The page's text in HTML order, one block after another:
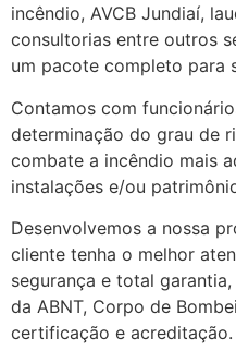
incêndio, AVCB Jundiaí,
consultorias entre outros
um pacote completo para
Contamos com
determinação do grau de
combate a incêndio mais
instalações e/ou
Desenvolvemos a nossa
cliente tenha o melhor
segurança e total
da ABNT, Corpo de
certificação e acreditação.